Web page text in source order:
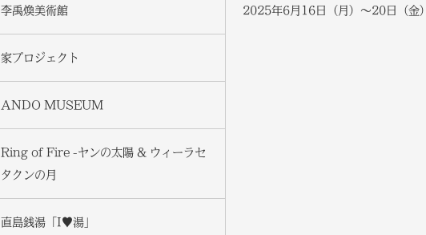
2025年6月16日（月）～20日（金）
李禹煥美術館
家プロジェクト
ANDO MUSEUM
Ring of Fire -ヤンの太陽 & ウィーラセ
タクンの月
直島銭湯「I♥湯」